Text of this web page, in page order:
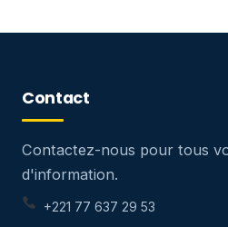
Contact
Contactez-nous pour tous
d'information.
+221 77 637 29 53